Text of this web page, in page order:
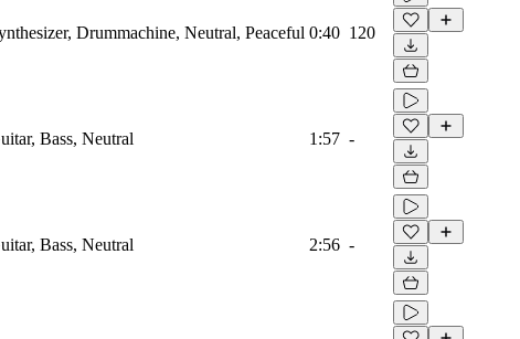
Drummachine, Neutral, Peaceful 0:40 120
Bass, Neutral 1:57 -
Bass, Neutral 2:56 -